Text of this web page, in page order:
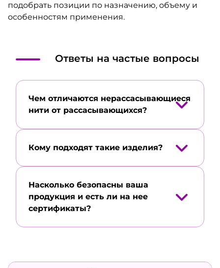
подобрать позиции по назначению, объему и
особенностям применения.
Ответы на частые вопросы
Чем отличаются нерассасывающиеся
нити от рассасывающихся?
Кому подходят такие изделия?
Насколько безопасны ваша
продукция и есть ли на нее
сертификаты?